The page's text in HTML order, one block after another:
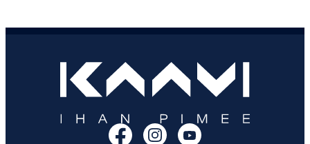
FacebookInstagram